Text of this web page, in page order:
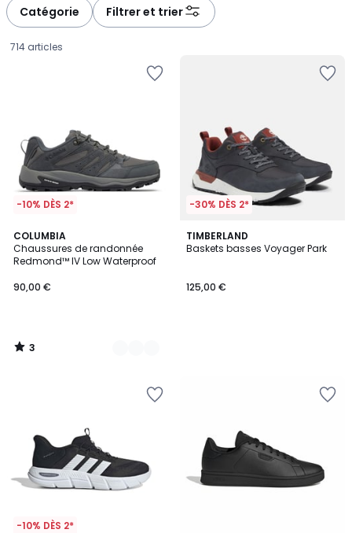
Catégorie Filtrer et trier
714 articles
-10% DÈS 2*
COLUMBIA
Chaussures de randonnée
Redmond™ IV Low Waterproof
€.
90,00 €
3
/
5
2
Couleurs
3
/
-30% DÈS 2*
TIMBERLAND
Baskets basses Voyager Park
125,00 €
-10% DÈS 2*